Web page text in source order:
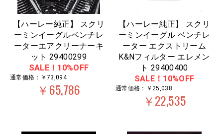
【ハーレー純正】 スクリ
ーミンイーグルベンチレ
ーターエアクリーナーキ
ット 29400299
SALE！10%OFF
通常価格：￥73,094
￥65,786
【ハーレー純正】 スクリ
ーミンイーグル ベンチレ
ーター エクストリーム
K&Nフィルター エレメン
ト 29400400
SALE！10%OFF
通常価格：￥25,038
￥22,535